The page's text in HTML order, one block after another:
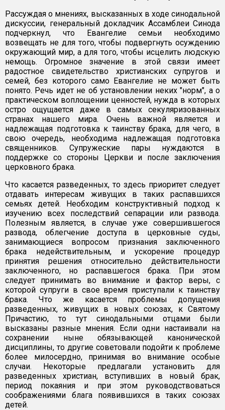
Рассуждая о мнениях, высказанных в ходе синодальной
дискуссии, генеральный докладчик Ассамблеи Синода
подчеркнул, что Евангелие семьи необходимо
возвещать не для того, чтобы подвергнуть осуждению
окружающий мир, а для того, чтобы исцелить людскую
немощь. Огромное значение в этой связи имеет
радостное свидетельство христианских супругов и
семей, без которого само Евангелие не может быть
понято. Речь идет не об установлении неких "норм", а о
практическом воплощении ценностей, нужда в которых
остро ощущается даже в самых секуляризованных
странах нашего мира. Очень важной является и
надлежащая подготовка к таинству брака, для чего, в
свою очередь, необходима надлежащая подготовка
священников. Супружеские пары нуждаются в
поддержке со стороны Церкви и после заключения
церковного брака.
Что касается разведенных, то здесь приоритет следует
отдавать интересам живущих в таких распавшихся
семьях детей. Необходим конструктивный подход к
изучению всех последствий сепарации или развода.
Полезным является, в случае уже совершившегося
развода, облегчение доступа в церковные суды,
занимающиеся вопросом признания заключенного
брака недействительным, и ускорение процедур
принятия решения относительно действительности
заключенного, но распавшегося брака. При этом
следует принимать во внимание и фактор веры, с
которой супруги в свое время приступали к таинству
брака. Что же касается проблемы допущения
разведенных, живущих в новых союзах, к Святому
Причастию, то тут синодальными отцами были
высказаны разные мнения. Если одни настаивали на
сохранении ныне обязывающей канонической
дисциплины, то другие советовали подойти к проблеме
более милосердно, принимая во внимание особые
случаи. Некоторые предлагали установить для
разведенных христиан, вступивших в новый брак,
период покаяния и при этом руководствоваться
соображениями блага появившихся в таких союзах
детей.